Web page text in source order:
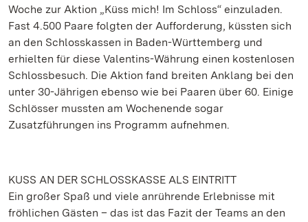
Woche zur Aktion „Küss mich! Im Schloss“ einzuladen.
Fast 4.500 Paare folgten der Aufforderung, küssten sich
an den Schlosskassen in Baden-Württemberg und
erhielten für diese Valentins-Währung einen kostenlosen
Schlossbesuch. Die Aktion fand breiten Anklang bei den
unter 30-Jährigen ebenso wie bei Paaren über 60. Einige
Schlösser mussten am Wochenende sogar
Zusatzführungen ins Programm aufnehmen.
KUSS AN DER SCHLOSSKASSE ALS EINTRITT
Ein großer Spaß und viele anrührende Erlebnisse mit
fröhlichen Gästen – das ist das Fazit der Teams an den